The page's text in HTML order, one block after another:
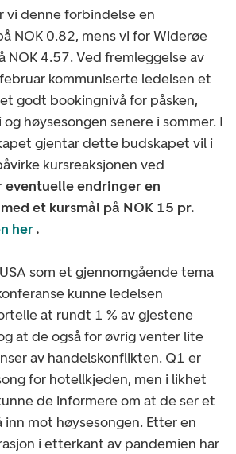
vi denne forbindelse en
NOK 0.82, mens vi for Widerøe
NOK 4.57. Ved fremleggelse av
kommuniserte ledelsen et
godt bookingnivå for påsken,
høysesongen senere i sommer. I
gjentar dette budskapet vil i
kursreaksjonen ved
eventuelle endringer en
et kursmål på NOK 15 pr.
her.
som et gjennomgående tema
kunne ledelsen
at rundt 1 % av gjestene
at de også for øvrig venter lite
av handelskonflikten. Q1 er
for hotellkjeden, men i likhet
de informere om at de ser et
mot høysesongen. Etter en
i etterkant av pandemien har